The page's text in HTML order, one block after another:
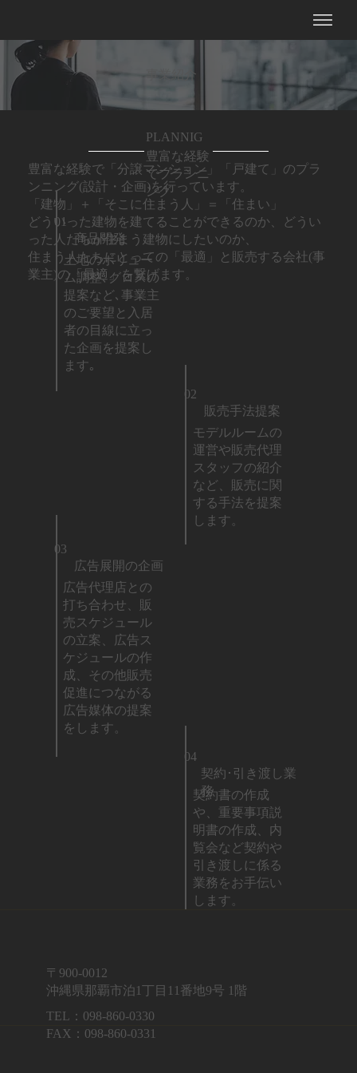
事業紹介
PLANNIG
豊富な経験
でプランニ
ング
豊富な経験で「分譲マンション」「戸建て」のプラ
ンニング(設計・企画)を行っています。
「建物」＋「そこに住まう人」＝「住まい」
どういった建物を建てることができるのか、どうい
った人たちが住まう建物にしたいのか、
住まう人たちにとっての「最適」と販売する会社(事
業主)の「最適」を繋げます。
01
土地のボリュー
ム調整､グロスの
提案など､事業主
のご要望と入居
者の目線に立っ
た企画を提案し
ます｡
商品開発
02
モデルルームの
運営や販売代理
スタッフの紹介
など、販売に関
する手法を提案
します。
販売手法提案
03
広告代理店との
打ち合わせ、販
売スケジュール
の立案、広告ス
ケジュールの作
成、その他販売
促進につながる
広告媒体の提案
をします。
広告展開の企画
04
契約･引き渡し業
務
契約書の作成
や、重要事項説
明書の作成、内
覧会など契約や
引き渡しに係る
業務をお手伝い
します。
〒900-0012
沖縄県那覇市泊1丁目11番地9号 1階
TEL：098-860-0330
FAX：098-860-0331